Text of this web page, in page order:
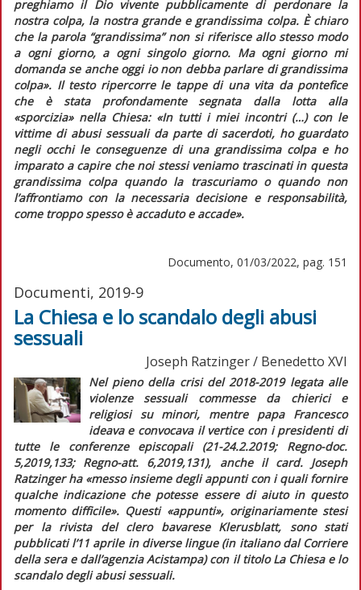
preghiamo il Dio vivente pubblicamente di perdonare la
nostra colpa, la nostra grande e grandissima colpa. È chiaro
che la parola “grandissima” non si riferisce allo stesso modo
a ogni giorno, a ogni singolo giorno. Ma ogni giorno mi
domanda se anche oggi io non debba parlare di grandissima
colpa». Il testo ripercorre le tappe di una vita da pontefice
che è stata profondamente segnata dalla lotta alla
«sporcizia» nella Chiesa: «In tutti i miei incontri (…) con le
vittime di abusi sessuali da parte di sacerdoti, ho guardato
negli occhi le conseguenze di una grandissima colpa e ho
imparato a capire che noi stessi veniamo trascinati in questa
grandissima colpa quando la trascuriamo o quando non
l’affrontiamo con la necessaria decisione e responsabilità,
come troppo spesso è accaduto e accade».
Documento, 01/03/2022, pag. 151
Documenti, 2019-9
La Chiesa e lo scandalo degli abusi
sessuali
Joseph Ratzinger / Benedetto XVI
Nel pieno della crisi del 2018-2019 legata alle
violenze sessuali commesse da chierici e
religiosi su minori, mentre papa Francesco
ideava e convocava il vertice con i presidenti di
tutte le conferenze episcopali (21-24.2.2019; Regno-doc.
5,2019,133; Regno-att. 6,2019,131), anche il card. Joseph
Ratzinger ha «messo insieme degli appunti con i quali fornire
qualche indicazione che potesse essere di aiuto in questo
momento difficile». Questi «appunti», originariamente stesi
per la rivista del clero bavarese Klerusblatt, sono stati
pubblicati l’11 aprile in diverse lingue (in italiano dal Corriere
della sera e dall’agenziaAcistampa) con il titoloLa Chiesa e lo
scandalo degli abusi sessuali.